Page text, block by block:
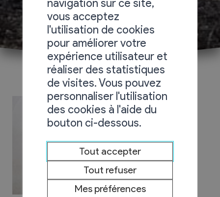
navigation sur ce site,
vous acceptez
l'utilisation de cookies
pour améliorer votre
expérience utilisateur et
réaliser des statistiques
de visites. Vous pouvez
personnaliser l'utilisation
des cookies à l'aide du
bouton ci-dessous.
Tout accepter
Tout refuser
Mes préférences